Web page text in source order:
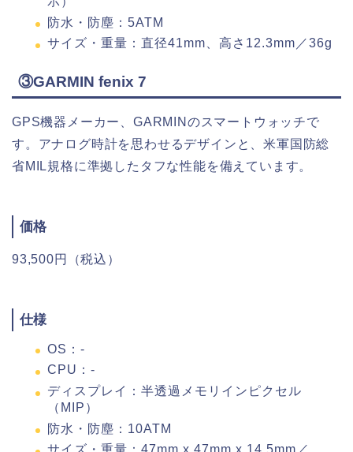
防水・防塵：5ATM
サイズ・重量：直径41mm、高さ12.3mm／36g
③GARMIN fenix 7
GPS機器メーカー、GARMINのスマートウォッチで
す。アナログ時計を思わせるデザインと、米軍国防総
省MIL規格に準拠したタフな性能を備えています。
価格
93,500円（税込）
仕様
OS：-
CPU：-
ディスプレイ：半透過メモリインピクセル
（MIP）
防水・防塵：10ATM